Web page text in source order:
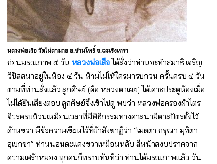
หลวงพ่อเสือ วัดไผ่สามกอ อ.บ้านโพธิ์ จ.ฉะเชิงเทรา
ก่อนมรณภาพ ๔ วัน หลวงพ่อเสือได้สั่งว่าท่านจะทำสมาธิ เจริญ
วิปัสสนาอยู่ในห้อง ๔ วัน ห้ามไม่ให้ใครมารบกวน ครั้นครบ ๔ วัน
ตามที่ท่านสั่งแล้ว ลูกศิษย์ (คือ หลวงตาเผย) ได้เคาะประตูห้องเมื่อ
ไม่ได้ยินเสียงตอบ ลูกศิษย์จึงเข้าไปดู พบว่า หลวงพ่อครองผ้าไตร
จีวรครบถ้วนเหมือนเวลาที่มีพิธีกรรมทางศาสนามีตาลปัตรตั้งไว้
ด้านขวา มีข้อความเขียนไว้ที่ผ้าสังฆาฏิว่า “เมตตา กรุณา มุทิตา
อุเบกขา” ท่านนอนตะแคงขวาเหมือนหลับ สีหน้าสงบปราศจาก
ความเศร้าหมอง ทุกคนก็ทราบทันทีว่า ท่านได้มรณภาพแล้ว วัน